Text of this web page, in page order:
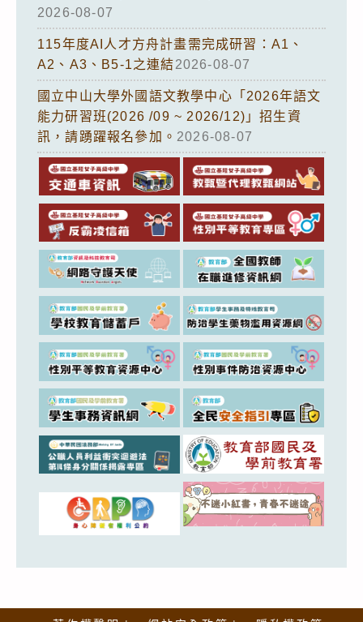
2026-08-07
115年度AI人才方舟計畫需完成研習：A1、
A2、A3、B5-1之連結2026-08-07
國立中山大學外國語文教學中心「2026年語文
能力研習班(2026 /09 ~ 2026/12)」招生資
訊，請踴躍報名參加。 2026-08-07